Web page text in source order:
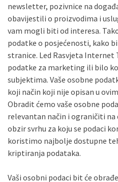
newsletter, pozivnice na
obavijestili o proizvodima i
vam mogli biti od interesa.
podatke o posjećenosti, kako
stranice. Led Rasvjeta Internet
podatke za marketing ili bilo
subjektima. Vaše osobne
koji način koji nije opisan u
Obradit ćemo vaše osobne
relevantan način i ograničiti
obzir svrhu za koju se podaci
koristimo najbolje dostupne
kriptiranja podataka.
Vaši osobni podaci bit će